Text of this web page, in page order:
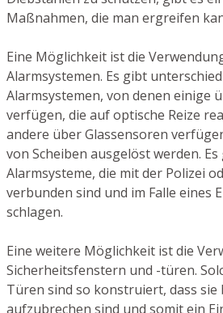
Maßnahmen, die man ergreifen
Eine Möglichkeit ist die
Alarmsystemen. Es gibt
Alarmsystemen, von denen einige
verfügen, die auf optische Reize
andere über Glassensoren
von Scheiben ausgelöst werden.
Alarmsysteme, die mit der Polizei
verbunden sind und im Falle eines
schlagen.
Eine weitere Möglichkeit ist die
Sicherheitsfenstern und -türen.
Türen sind so konstruiert, dass sie
aufzubrechen sind und somit ein